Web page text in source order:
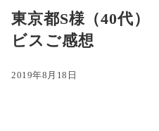
東京都S様（40代
ビスご感想
2019年8月18日